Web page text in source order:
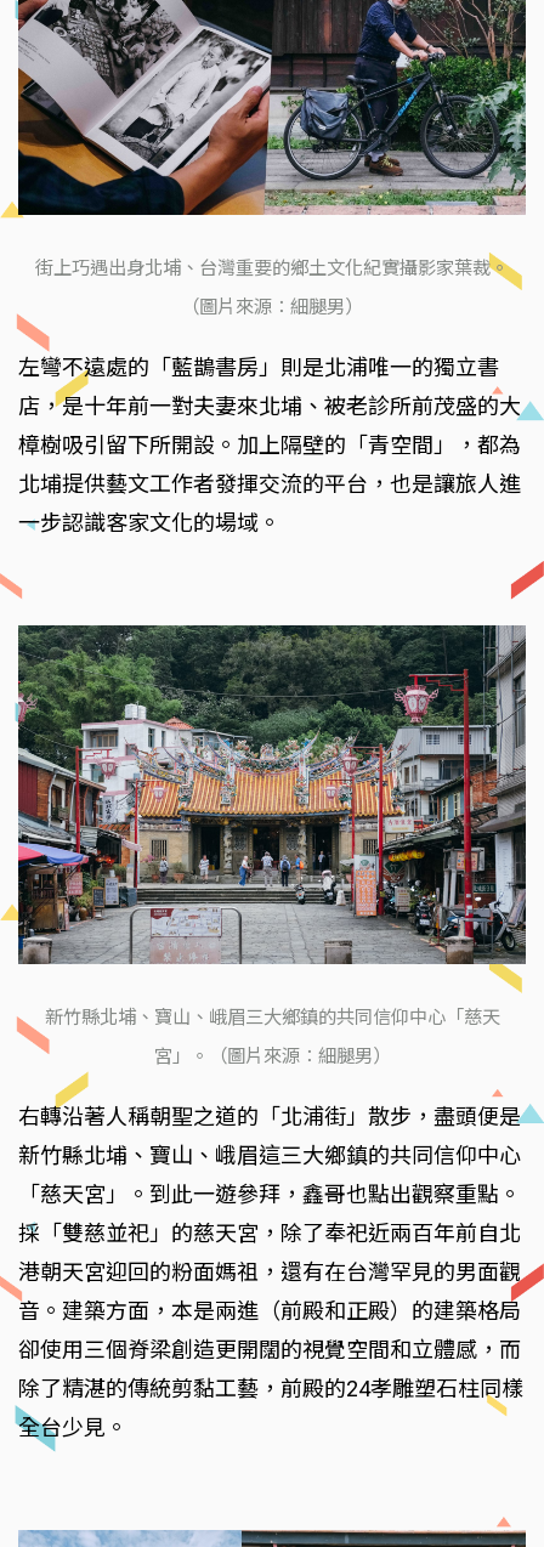
街上巧遇出身北埔、台灣重要的鄉土文化紀實攝影家葉裁。
（圖片來源：細腿男）
左彎不遠處的「藍鵲書房」則是北浦唯一的獨立書
店，是十年前一對夫妻來北埔、被老診所前茂盛的大
樟樹吸引留下所開設。加上隔壁的「青空間」，都為
北埔提供藝文工作者發揮交流的平台，也是讓旅人進
一步認識客家文化的場域。
新竹縣北埔、寶山、峨眉三大鄉鎮的共同信仰中心「慈天
宮」。（圖片來源：細腿男）
右轉沿著人稱朝聖之道的「北浦街」散步，盡頭便是
新竹縣北埔、寶山、峨眉這三大鄉鎮的共同信仰中心
「慈天宮」。到此一遊參拜，鑫哥也點出觀察重點。
採「雙慈並祀」的慈天宮，除了奉祀近兩百年前自北
港朝天宮迎回的粉面媽祖，還有在台灣罕見的男面觀
音。建築方面，本是兩進（前殿和正殿）的建築格局
卻使用三個脊梁創造更開闊的視覺空間和立體感，而
除了精湛的傳統剪黏工藝，前殿的24孝雕塑石柱同樣
全台少見。